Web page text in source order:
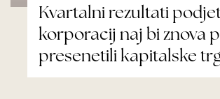
Kvartalni rezultati
korporacij naj bi znova
presenetili kapitalske